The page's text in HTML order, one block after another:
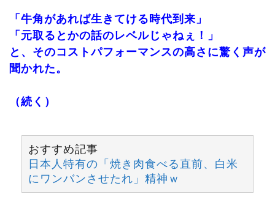
「牛角があれば生きてける時代到来」
「元取るとかの話のレベルじゃねぇ！」
と、そのコストパフォーマンスの高さに驚く声が
聞かれた。
（続く）
おすすめ記事
日本人特有の「焼き肉食べる直前、白米
にワンバンさせたれ」精神ｗ